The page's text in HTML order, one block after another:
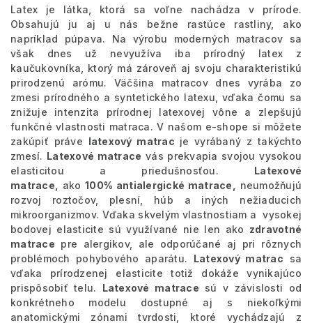
Latex je látka, ktorá sa voľne nachádza v prírode.
Obsahujú ju aj u nás bežne rastúce rastliny, ako
napríklad púpava. Na výrobu moderných matracov sa
však dnes už nevyužíva iba prírodný latex z
kaučukovníka, ktorý má zároveň aj svoju charakteristikú
prirodzenú arómu. Väčšina matracov dnes vyrába zo
zmesi prírodného a syntetického latexu, vďaka čomu sa
znižuje intenzita prírodnej latexovej vône a zlepšujú
funkčné vlastnosti matraca. V našom e-shope si môžete
zakúpiť práve latexový matrac je vyrábaný z takýchto
zmesí. Latexové matrace vás prekvapia svojou vysokou
elasticitou a priedušnosťou. Latexové
matrace,
ako100% antialergické matrace,
neumožňujú
rozvoj roztočov, plesní, húb a iných nežiaducich
mikroorganizmov. Vďaka skvelým vlastnostiam a vysokej
bodovej elasticite sú využívané nie len ako zdravotné
matrace pre alergikov, ale odporúčané aj pri rôznych
problémoch pohybového aparátu. Latexový matrac sa
vďaka prírodzenej elasticite totiž dokáže vynikajúco
prispôsobiť telu. Latexové matrace sú v závislosti od
konkrétneho modelu dostupné aj s niekoľkými
anatomickými zónami tvrdosti, ktoré vychádzajú z